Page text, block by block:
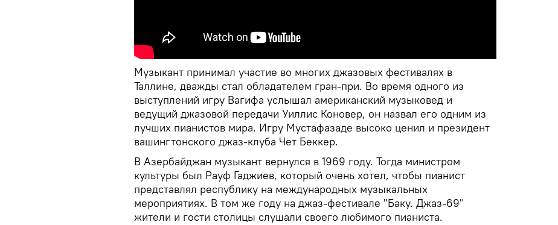
Музыкант принимал участие во многих джазовых фестивалях в
Таллине, дважды стал обладателем гран-при. Во время одного из
выступлений игру Вагифа услышал американский музыковед и
ведущий джазовой передачи Уиллис Коновер, он назвал его одним из
лучших пианистов мира. Игру Мустафазаде высоко ценил и президент
вашингтонского джаз-клуба Чет Беккер.
В Азербайджан музыкант вернулся в 1969 году. Тогда министром
культуры был Рауф Гаджиев, который очень хотел, чтобы пианист
представлял республику на международных музыкальных
мероприятиях. В том же году на джаз-фестивале "Баку. Джаз-69"
жители и гости столицы слушали своего любимого пианиста.